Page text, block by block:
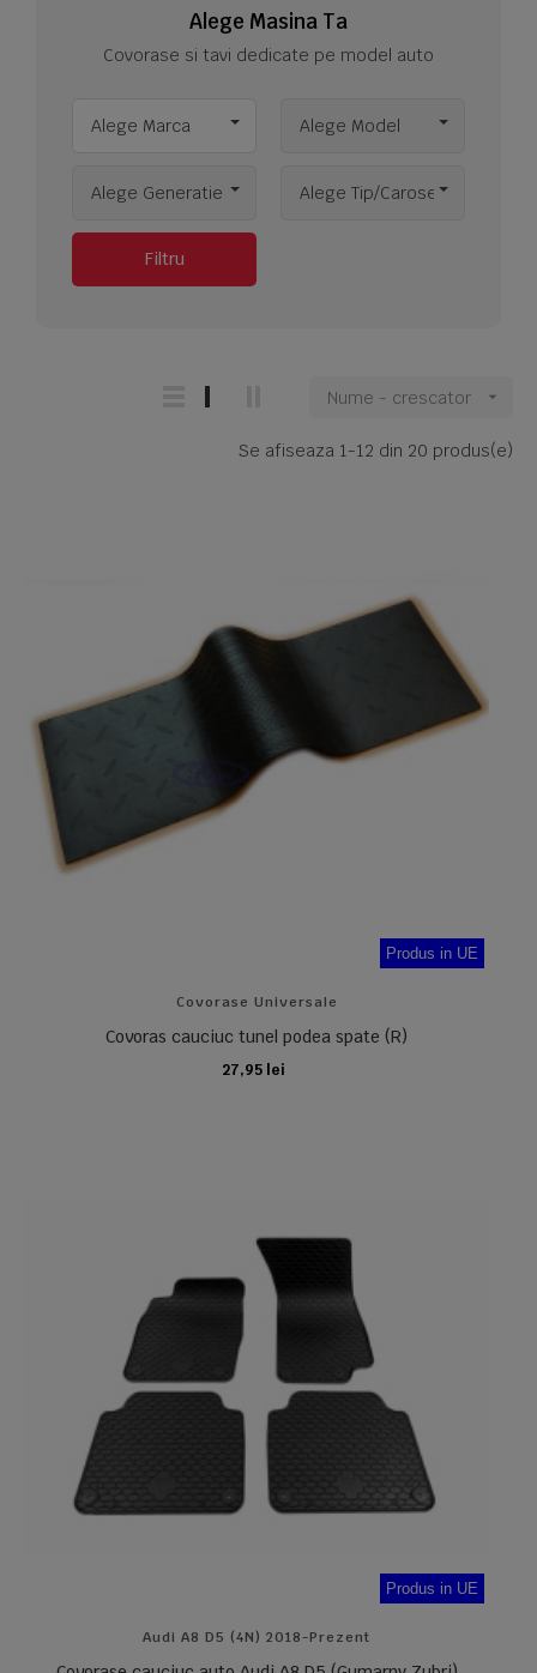
Alege Masina Ta
Covorase si tavi dedicate pe model auto
Alege Marca Alege Model
Alege Generatie Alege Tip/Caroserie
Filtru
Nume - crescator 
Se afiseaza 1-12 din 20 produs(e)
Produs in UE
Covorase Universale
Covoras cauciuc tunel podea spate (R)
27,95 lei
ADAUGA IN COS
Produs in UE
Audi A8 D5 (4N) 2018-Prezent